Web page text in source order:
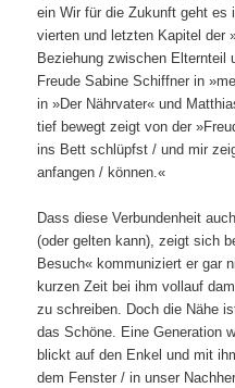
ein Wir für die Zukunft geht es
vierten und letzten Kapitel der
Beziehung zwischen Elternteil
Freude Sabine Schiffner in
in »Der Nährvater« und
tief bewegt zeigt von der
ins Bett schlüpfst / und mir
anfangen / können.«
Dass diese Verbundenheit
(oder gelten kann), zeigt sich
Besuch« kommuniziert er gar
kurzen Zeit bei ihm vollauf
zu schreiben. Doch die Nähe
das Schöne. Eine Generation
blickt auf den Enkel und mit
dem Fenster / in unser